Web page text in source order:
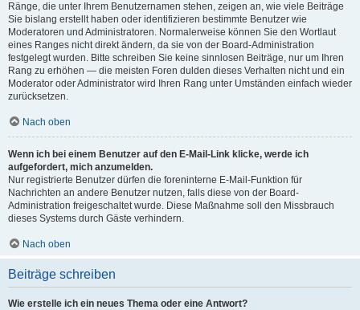
Ränge, die unter Ihrem Benutzernamen stehen, zeigen an, wie viele Beiträge
Sie bislang erstellt haben oder identifizieren bestimmte Benutzer wie
Moderatoren und Administratoren. Normalerweise können Sie den Wortlaut
eines Ranges nicht direkt ändern, da sie von der Board-Administration
festgelegt wurden. Bitte schreiben Sie keine sinnlosen Beiträge, nur um Ihren
Rang zu erhöhen — die meisten Foren dulden dieses Verhalten nicht und ein
Moderator oder Administrator wird Ihren Rang unter Umständen einfach wieder
zurücksetzen.
Nach oben
Wenn ich bei einem Benutzer auf den E-Mail-Link klicke, werde ich
aufgefordert, mich anzumelden.
Nur registrierte Benutzer dürfen die foreninterne E-Mail-Funktion für
Nachrichten an andere Benutzer nutzen, falls diese von der Board-
Administration freigeschaltet wurde. Diese Maßnahme soll den Missbrauch
dieses Systems durch Gäste verhindern.
Nach oben
Beiträge schreiben
Wie erstelle ich ein neues Thema oder eine Antwort?